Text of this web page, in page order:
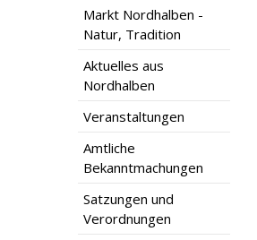
Markt Nordhalben -
Natur, Tradition
Aktuelles aus
Nordhalben
Veranstaltungen
Amtliche
Bekanntmachungen
Satzungen und
Verordnungen